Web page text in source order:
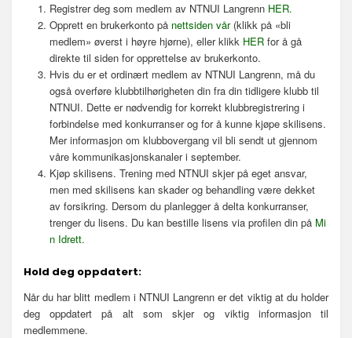
Registrer deg som medlem av NTNUI Langrenn HER.
Opprett en brukerkonto på nettsiden vår(klikk på «bli
medlem» øverst i høyre hjørne), eller klikk HERfor å gå
direkte til siden for opprettelse av brukerkonto.
Hvis du er et ordinært medlem av NTNUI Langrenn, må du
også overføre klubbtilhørigheten din fra din tidligere klubb til
NTNUI. Dette er nødvendig for korrekt klubbregistrering i
forbindelse med konkurranser og for å kunne kjøpe skilisens.
Mer informasjon om klubbovergang vil bli sendt ut gjennom
våre kommunikasjonskanaler i september.
Kjøp skilisens. Trening med NTNUI skjer på eget ansvar,
men med skilisens kan skader og behandling være dekket
av forsikring. Dersom du planlegger å delta konkurranser,
trenger du lisens. Du kan bestille lisens via profilen din på Mi
n Idrett.
Hold deg oppdatert:
Når du har blitt medlem i NTNUI Langrenn er det viktig at du holder
deg oppdatert på alt som skjer og viktig informasjon til
medlemmene.